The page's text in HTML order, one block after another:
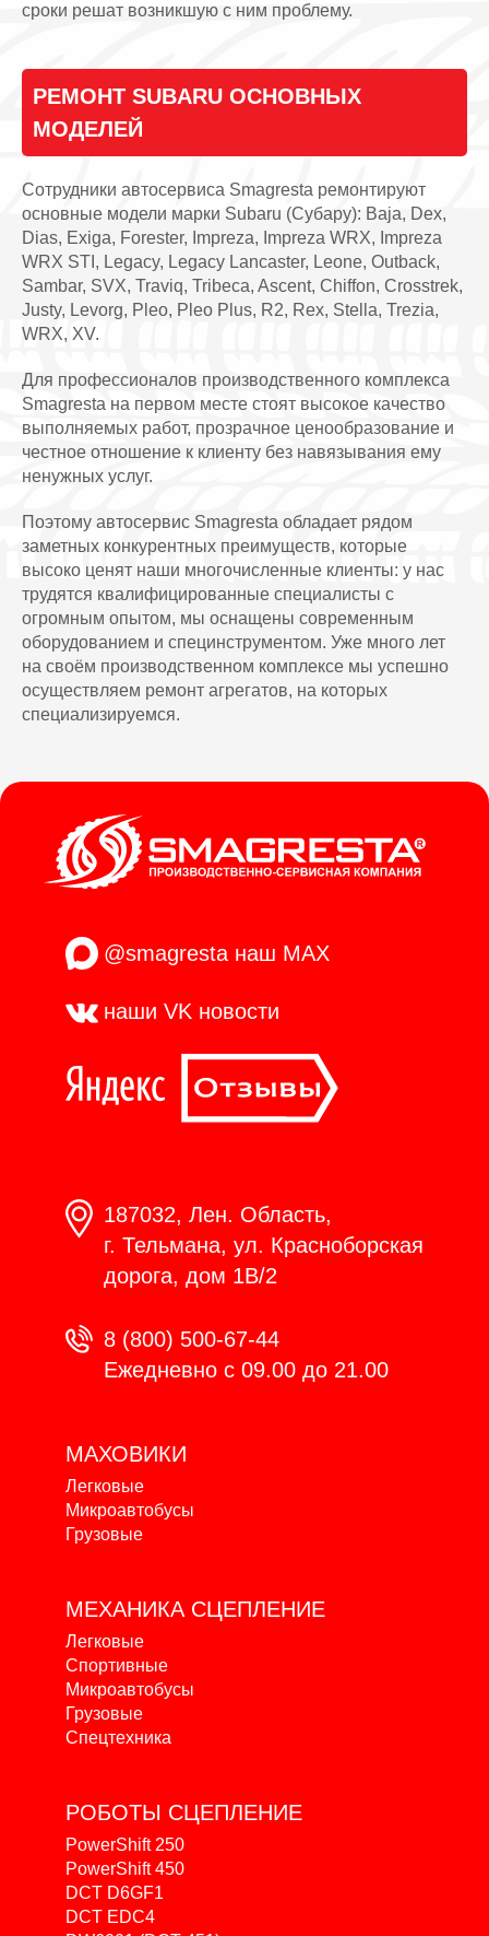
сроки решат возникшую с ним проблему.
РЕМОНТ SUBARU ОСНОВНЫХ
МОДЕЛЕЙ
Сотрудники автосервиса Smagresta ремонтируют
основные модели марки Subaru (Субару): Baja, Dex,
Dias, Exiga, Forester, Impreza, Impreza WRX, Impreza
WRX STI, Legacy, Legacy Lancaster, Leone, Outback,
Sambar, SVX, Traviq, Tribeca, Ascent, Chiffon, Crosstrek,
Justy, Levorg, Pleo, Pleo Plus, R2, Rex, Stella, Trezia,
WRX, XV.
Для профессионалов производственного комплекса
Smagresta на первом месте стоят высокое качество
выполняемых работ, прозрачное ценообразование и
честное отношение к клиенту без навязывания ему
ненужных услуг.
Поэтому автосервис Smagresta обладает рядом
заметных конкурентных преимуществ, которые
высоко ценят наши многочисленные клиенты: у нас
трудятся квалифицированные специалисты с
огромным опытом, мы оснащены современным
оборудованием и специнструментом. Уже много лет
на своём производственном комплексе мы успешно
осуществляем ремонт агрегатов, на которых
специализируемся.
@smagresta наш MAX
наши VK новости
187032, Лен. Область,
г. Тельмана, ул. Красноборская
дорога, дом 1В/2
8 (800) 500-67-44
Ежедневно с 09.00 до 21.00
МАХОВИКИ
Легковые
Микроавтобусы
Грузовые
МЕХАНИКА СЦЕПЛЕНИЕ
Легковые
Спортивные
Микроавтобусы
Грузовые
Спецтехника
РОБОТЫ СЦЕПЛЕНИЕ
PowerShift 250
PowerShift 450
DCT D6GF1
DCT EDC4